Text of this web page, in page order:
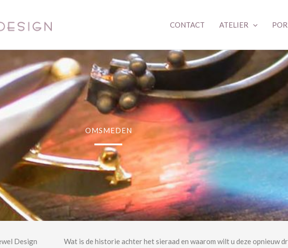
CONTACT ATELIER
OMSMEDEN
_
Design
Wat is de historie achter het sieraad en waarom wilt u deze opnieuw